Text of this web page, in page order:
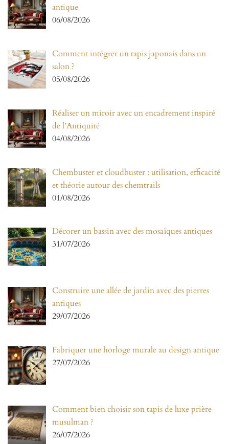
antique
06/08/2026
Comment intégrer un tapis japonais dans un
salon ?
05/08/2026
Réaliser un miroir avec un encadrement inspiré
de l’Antiquité
04/08/2026
Chembuster et cloudbuster : utilisation, efficacité
et théorie autour des chemtrails
01/08/2026
Décorer un bassin avec des mosaïques antiques
31/07/2026
Construire une allée de jardin avec des pierres
antiques
29/07/2026
Fabriquer une horloge murale au design antique
27/07/2026
Comment bien choisir son tapis de luxe prière
musulman ?
26/07/2026